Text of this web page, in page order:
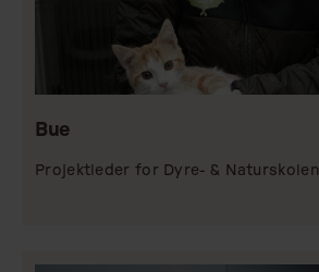
Bue
Projektleder for Dyre- & Naturskolen